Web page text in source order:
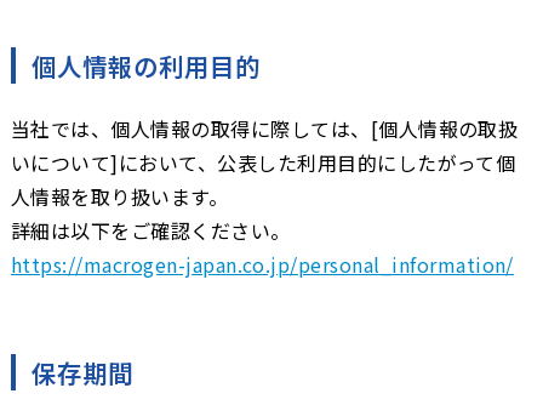
個人情報の利用目的
当社では、個人情報の取得に際しては、[個人情報の取扱
いについて]において、公表した利用目的にしたがって個
人情報を取り扱います。
詳細は以下をご確認ください。
https://macrogen-japan.co.jp/personal_information/
保存期間